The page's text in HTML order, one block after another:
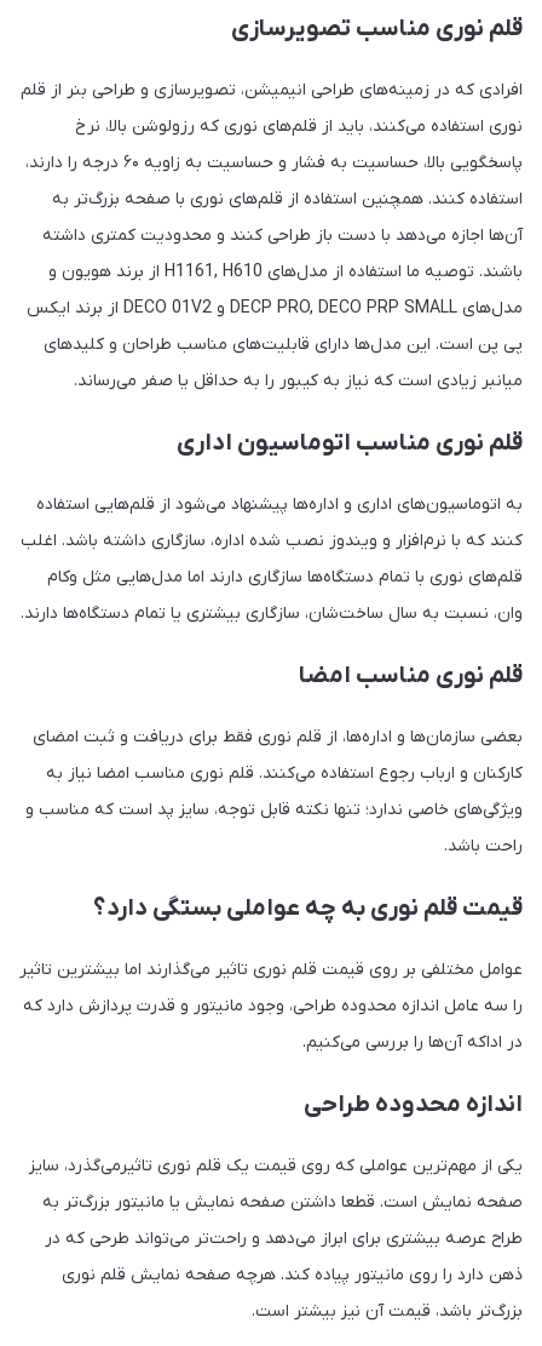
قلم نوری مناسب تصویرسازی
افرادی که در زمینه‌های طراحی انیمیشن، تصویرسازی و طراحی بنر از قلم
نوری استفاده می‌کنند، باید از قلم‌های نوری که رزولوشن بالا، نرخ
پاسخگویی بالا، حساسیت به فشار و حساسیت به زاویه ۶۰ درجه را دارند،
استفاده کنند. همچنین استفاده از قلم‌های نوری با صفحه بزرگ‌تر به
آن‌ها اجازه می‌دهد با دست باز طراحی کنند و محدودیت کمتری داشته
باشند. توصیه ما استفاده از مدل‌های H1161, H610 از برند هویون و
مدل‌های DECP PRO, DECO PRP SMALL و DECO 01V2 از برند ایکس
پی پن است. این مدل‌ها دارای قابلیت‌های مناسب طراحان و کلیدهای
میانبر زیادی است که نیاز به کیبور را به حداقل یا صفر می‌رساند.
قلم نوری مناسب اتوماسیون اداری
به اتوماسیون‌های اداری و اداره‌ها پیشنهاد می‌شود از قلم‌هایی استفاده
کنند که با نرم‌افزار و ویندوز نصب شده اداره، سازگاری داشته باشد. اغلب
قلم‌های نوری با تمام دستگاه‌ها سازگاری دارند اما مدل‌هایی مثل وکام
وان، نسبت به سال ساخت‌شان، سازگاری بیشتری یا تمام دستگاه‌ها دارند.
قلم نوری مناسب امضا
بعضی سازمان‌ها و اداره‌ها، از قلم نوری فقط برای دریافت و ثبت امضای
کارکنان و ارباب رجوع استفاده می‌کنند. قلم نوری مناسب امضا نیاز به
ویژگی‌های خاصی ندارد؛ تنها نکته قابل توجه، سایز پد است که مناسب و
راحت باشد.
قیمت قلم نوری به چه عواملی بستگی دارد؟
عوامل مختلفی بر روی قیمت قلم نوری تاثیر می‌گذارند اما بیشترین تاثیر
را سه عامل اندازه محدوده طراحی، وجود مانیتور و قدرت پردازش دارد که
در اداکه آن‌ها را بررسی می‌کنیم.
اندازه محدوده طراحی
یکی از مهم‌ترین عواملی‌ که روی قیمت یک قلم نوری تاثیرمی‌گذرد، سایز
صفحه نمایش است. قطعا داشتن صفحه نمایش یا مانیتور بزرگ‌تر به
طراح عرصه بیشتری برای ابراز می‌دهد و راحت‌تر می‌تواند طرحی که در
ذهن دارد را روی مانیتور پیاده کند. هرچه صفحه نمایش قلم نوری
بزرگ‌تر باشد، قیمت آن نیز بیشتر است.